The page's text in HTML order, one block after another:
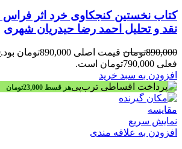
کتاب نخستین کنجکاوی خرد اثر فراس
نقد و تحلیل احمد رضا حیدریان شهری
890,000تومان قیمت اصلی 890,000تومان بود.
فعلی 790,000تومان است.
افزودن به سبد خرید
هر قسط 23,000تومان
مقايسه
نمایش سریع
افزودن به علاقه مندی